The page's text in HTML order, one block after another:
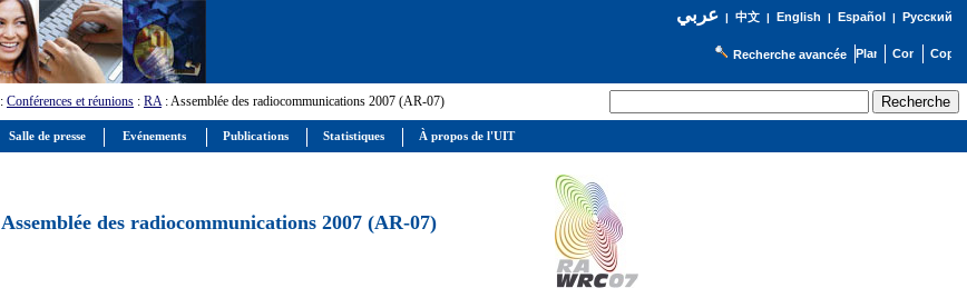
عربي| 中文| English | Español | Русский
Recherche avancée
: Conférences et réunions : RA: Assemblée des radiocommunications 2007 (AR-07)
Assemblée des radiocommunications 2007 (AR-07)
Salle de presse Evénements Publications Statistiques À propos de l'UIT